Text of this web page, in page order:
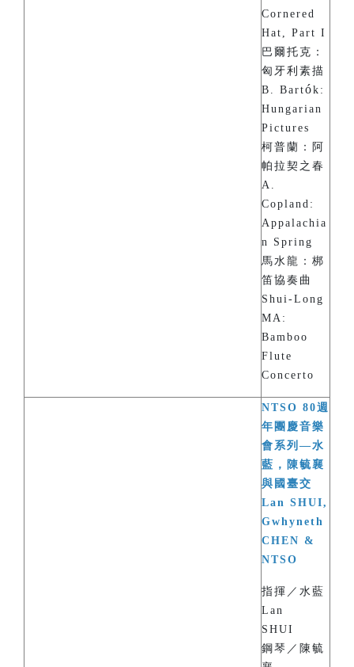
Cornered
Hat, Part I
巴爾托克：
匈牙利素描
B. Bartók:
Hungarian
Pictures
柯普蘭：阿
帕拉契之春
A.
Copland:
Appalachia
n Spring
馬水龍：梆
笛協奏曲
Shui-Long
MA:
Bamboo
Flute
Concerto
NTSO 80週
年團慶音樂
會系列—水
藍，陳毓襄
與國臺交
Lan SHUI,
Gwhyneth
CHEN &
NTSO
指揮／水藍
Lan
SHUI
鋼琴／陳毓